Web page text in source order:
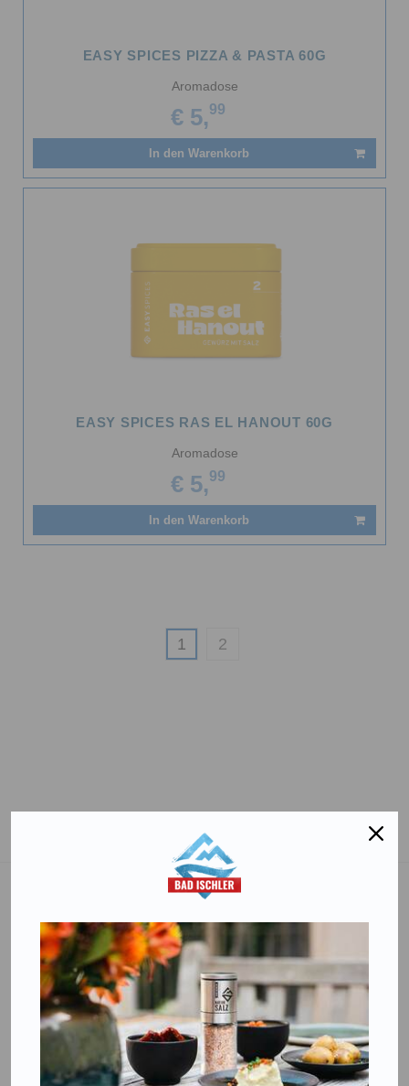
EASY SPICES PIZZA & PASTA 60G
Aromadose
€ 5,99
In den Warenkorb
EASY SPICES RAS EL HANOUT 60G
Aromadose
€ 5,99
In den Warenkorb
1 2
Steinkogelstraße 30
4802 Ebensee am Traunsee,AUSTRIA
+43 676 87812208
ecommerce@salinen.com